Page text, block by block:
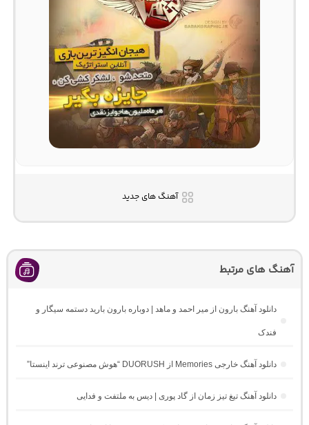
آهنگ های جدید
آهنگ های مرتبط
دانلود آهنگ بارون از میر احمد و ماهد | دوباره بارون بارید دستمه سیگار و
فندک
دانلود آهنگ خارجی Memories از DUORUSH “هوش مصنوعی ترند اینستا”
دانلود آهنگ تیغ تیز زمان از گاد پوری | دیس به ملتفت و فدایی